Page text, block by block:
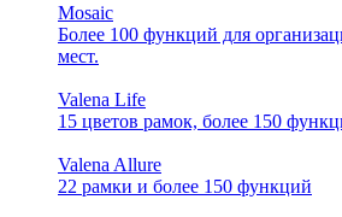
Mosaic
Более 100 функций для
мест.
Valena Life
15 цветов рамок, более 150
Valena Allure
22 рамки и более 150 функций